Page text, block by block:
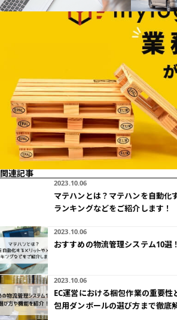
関連記事
2023.10.06
マテハンとは？マテハンを自動化
ランキングなどをご紹介します！
2023.10.06
おすすめの物流管理システム10選
2023.10.06
EC運営における梱包作業の重要
包用ダンボールの選び方まで徹底